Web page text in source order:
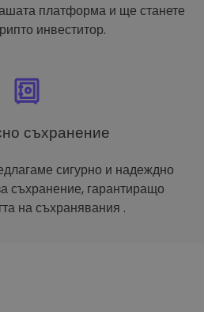
платформа и ще станете
инвеститор.
съхранение
сигурно и надеждно
съхранение, гарантиращо
на съхранявания .